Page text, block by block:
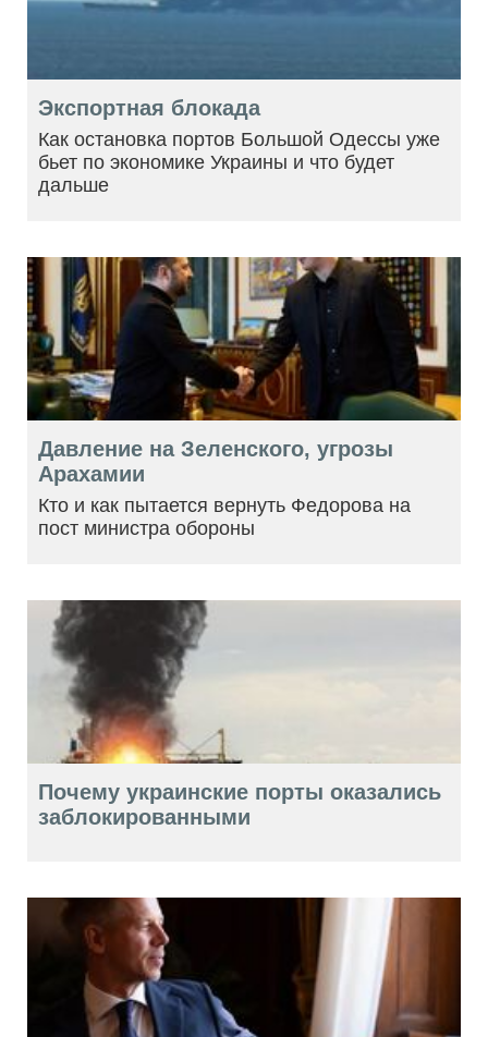
Экспортная блокада
Как остановка портов Большой Одессы уже
бьет по экономике Украины и что будет
дальше
Давление на Зеленского, угрозы
Арахамии
Кто и как пытается вернуть Федорова на
пост министра обороны
Почему украинские порты оказались
заблокированными